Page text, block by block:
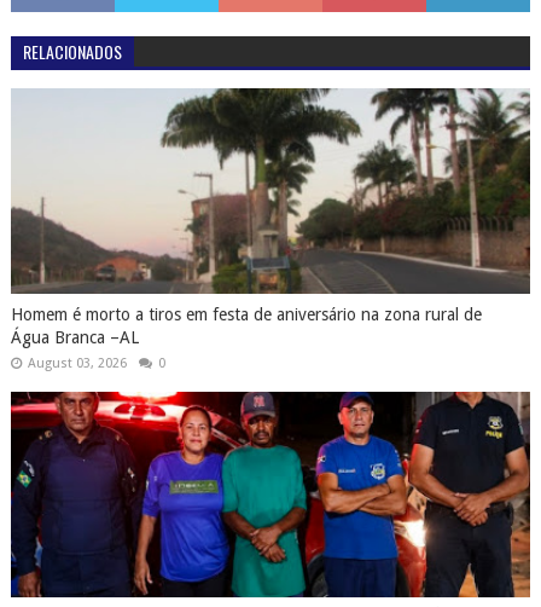
RELACIONADOS
Homem é morto a tiros em festa de aniversário na zona rural de
Água Branca –AL
August 03, 2026 0